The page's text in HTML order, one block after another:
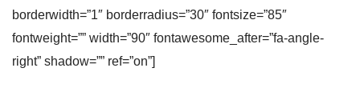
borderwidth=”1″ borderradius=”30″ fontsize=”85″
fontweight=”” width=”90″ fontawesome_after=”fa-angle-
right” shadow=”” ref=”on”]